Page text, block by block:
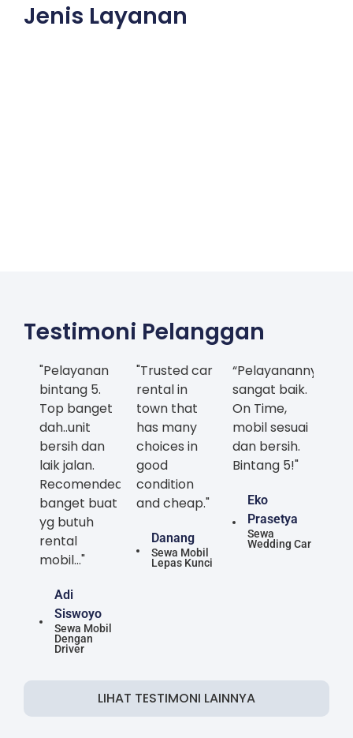
Jenis Layanan
Testimoni Pelanggan
"Pelayanan
bintang 5.
Top banget
dah..unit
bersih dan
laik jalan.
Recomended
banget buat
yg butuh
rental
mobil..."
Adi
Siswoyo
Sewa Mobil
Dengan
Driver
"Trusted car
rental in
town that
has many
choices in
good
condition
and cheap."
Danang
Sewa Mobil
Lepas Kunci
“Pelayanannya
sangat baik.
On Time,
mobil sesuai
dan bersih.
Bintang 5!"
Eko
Prasetya
Sewa
Wedding Car
LIHAT TESTIMONI LAINNYA